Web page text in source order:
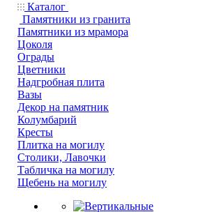
Каталог
Памятники из гранита
Памятники из мрамора
Цоколя
Ограды
Цветники
Надгробная плита
Вазы
Декор на памятник
Колумбарий
Кресты
Плитка на могилу
Столики, Лавочки
Табличка на могилу
Щебень на могилу